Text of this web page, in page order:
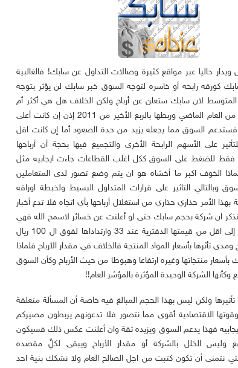
ويدار حاليا عبر مواقع كثيرة وصالات التداول عن سابك! فالغالبية
كورقه رابحه أو خاسره لتوجه السوق خبر سابك لن يؤثر بتوجه
لان سابك ستعلن عن أرباح ولكن الخلاف هل هي أكثر أم
اقل من الربع الأول من العام الماضي وربطها بالربع الأخير من 2011 إذن إن كانت أعلى
فستدعم السوق مما يجعله يزيد من حدة الصعود أما إن كانت اقل
الأسهم الرابحة الأخرى والتجميع فيها بحجة أن أرباحها
للضغط على السوق ككل اغلب القطاعات جاءت ايجابيه مثل
الخوف اكبر ما أخشاه هو ان يتم وضع تصور لدى المتعاملين
التاثير على قرارات المتداول البسيط ولخبطة اوراقه
الأمر حذاري حذاري من استغلال أرباحها بأي اتجاه فلا تدع أخبار
ان شركة بحجم سابك حتى لو أعلنت عن خسائر لاسمح الله فهي
تمرض ولاتموت ولك أن تتذكر عندما وصلت إلى اقل من قيمتها الدفترية عند 33 وارتداداها لفوق ال 100 ريال
تأثرها بأسعار المواد المنتجة فالخلاف في مقدار الأرباح فلماذا
منتجاتها وغيره ارتفاعا وهبوطا من حيث الأرباح وكأن السوق
الشركة الوحيدة المؤثرة بالمؤشر العام!!
ولكن ليس بهذا الحجم المبالغ فيه خاصة أن المسألة متعلقة
الاقتصادية أقوى مما نتصور فلا تدعونهم يربطون مصيركم
فهذا يدعم السوق ويزيده ثقة وان أعلنت عكس ذلك فسيكون
وليس الخلل بالشركة أو مقدار الأرباح ويبقى لكلٌِ مقصده
نتمنى أن تكون كتبت من اجل الصالح العام ولا نشكك بنية احد